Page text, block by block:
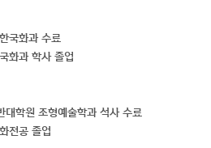
국화과 수료
화과 학사 졸업
학원 조형예술학과 석사 수료
전공 졸업